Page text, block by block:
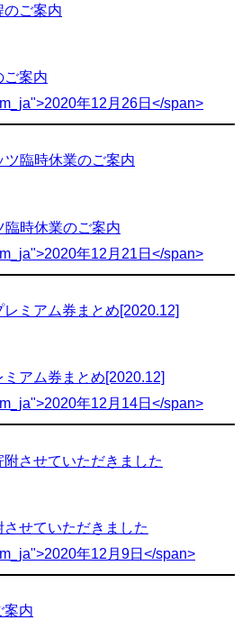
ご案内
年12月26日</span>
臨時休業のご案内
年12月21日</span>
アム券まとめ[2020.12]
年12月14日</span>
せていただきました
年12月9日</span>